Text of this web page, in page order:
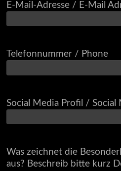
E-Mail-Adresse / E-Mail
Telefonnummer / Phone
Social Media Profil / Social
Was zeichnet die
aus? Beschreib bitte kurz